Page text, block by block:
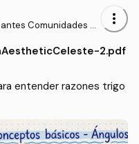
Comunidades p
more_vert
2.pdf
entender razones trigo